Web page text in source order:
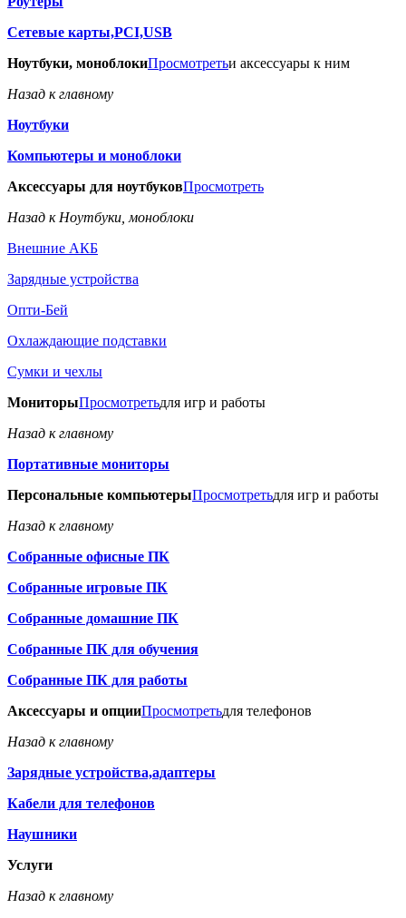
Сетевые карты,PCI,USB
Ноутбуки, моноблокиПросмотретьи аксессуары к ним
Назад к главному
Ноутбуки
Компьютеры и моноблоки
Аксессуары для ноутбуковПросмотреть
Назад к Ноутбуки, моноблоки
Внешние АКБ
Зарядные устройства
Опти-Бей
Охлаждающие подставки
Сумки и чехлы
МониторыПросмотретьдля игр и работы
Назад к главному
Портативные мониторы
Персональные компьютерыПросмотретьдля игр и работы
Назад к главному
Собранные офисные ПК
Собранные игровые ПК
Собранные домашние ПК
Собранные ПК для обучения
Собранные ПК для работы
Аксессуары и опцииПросмотретьдля телефонов
Назад к главному
Зарядные устройства,адаптеры
Кабели для телефонов
Наушники
Услуги
Назад к главному